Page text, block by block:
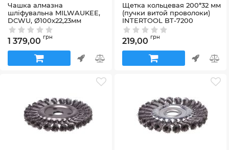
Чашка алмазна
шліфувальна MILWAUKEE,
DCWU, Ø100х22,23мм
Артикул:4932451185
1 379,00 грн
Щетка кольцевая 200*32 мм
(пучки витой проволоки)
INTERTOOL BT-7200
Артикул:BT-7200
219,00 грн